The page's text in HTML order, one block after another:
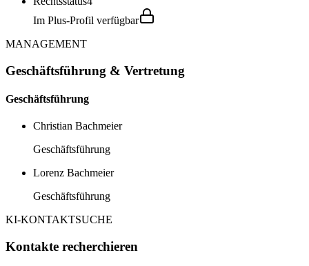
Im Plus-Profil verfügbar
MANAGEMENT
Geschäftsführung & Vertretung
Geschäftsführung
Christian Bachmeier
Geschäftsführung
Lorenz Bachmeier
Geschäftsführung
KI-KONTAKTSUCHE
Kontakte recherchieren